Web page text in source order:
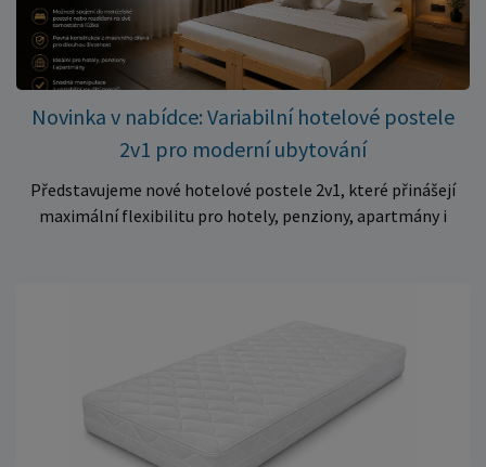
trhu. Akce platí pouze do vyprodání zásob. Nakupujte chytře a
ušetřete!
Novinka v nabídce: Variabilní hotelové postele
2v1 pro moderní ubytování
Představujeme nové hotelové postele 2v1, které přinášejí
maximální flexibilitu pro hotely, penziony, apartmány i
stabilitu a dlouhou životnost. Robustní konstrukce z
kvalitního masivního dřeva zajistí spolehlivé používání i při
každodenním zatížení v komerčních provozech. Hlavní
výhody hotelových postelí ✔ Možnost spojení do manželské